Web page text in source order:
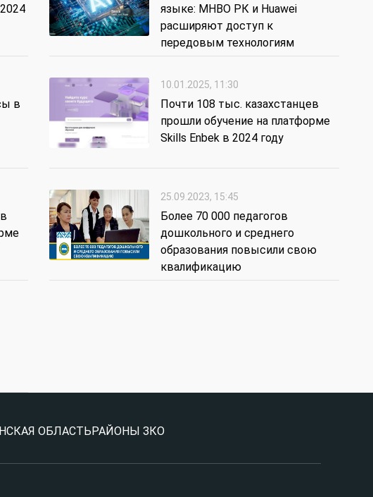
языке: МНВО РК и Huawei
расширяют доступ к
передовым технологиям
в
10.01.2025, 11:30
Почти 108 тыс. казахстанцев
прошли обучение на платформе
Skills Enbek в 2024 году
25.09.2023, 15:45
Более 70 000 педагогов
дошкольного и среднего
образования повысили свою
квалификацию
ОБЛАСТЬ РАЙОНЫ ЗКО